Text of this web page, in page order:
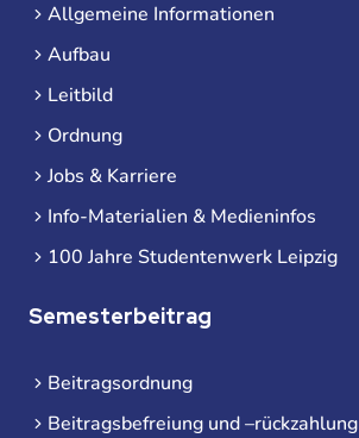
Allgemeine Informationen
Aufbau
Leitbild
Ordnung
Jobs & Karriere
Info-Materialien & Medieninfos
100 Jahre Studentenwerk Leipzig
Semesterbeitrag
Beitragsordnung
Beitragsbefreiung und –rückzahlung